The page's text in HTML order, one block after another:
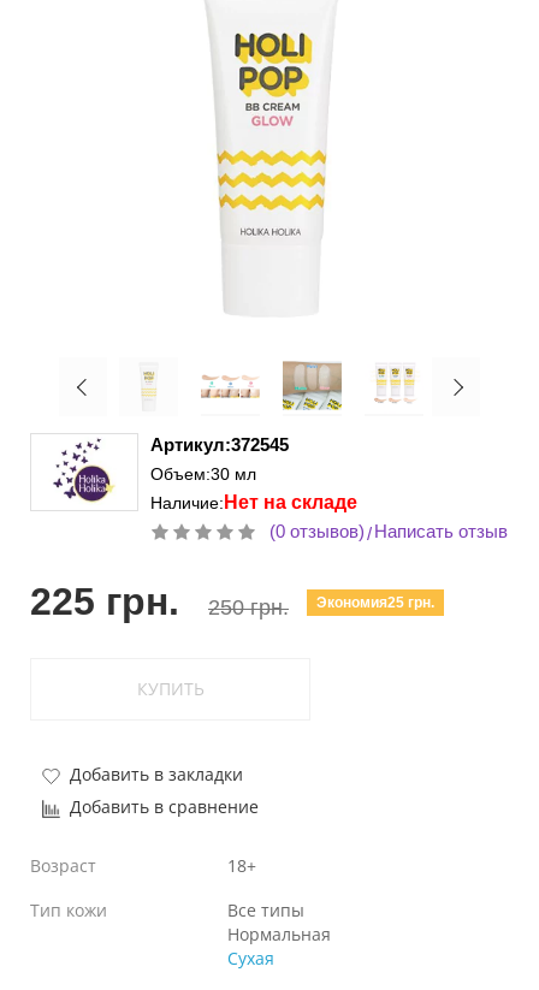
Артикул:372545
Объем:30 мл
Наличие: Нет на складе
(0 отзывов)/Написать отзыв
225 грн. 250 грн. Экономия25 грн.
КУПИТЬ
Добавить в закладки
Добавить в сравнение
Возраст
18+
Тип кожи
Все типы
Нормальная
Сухая